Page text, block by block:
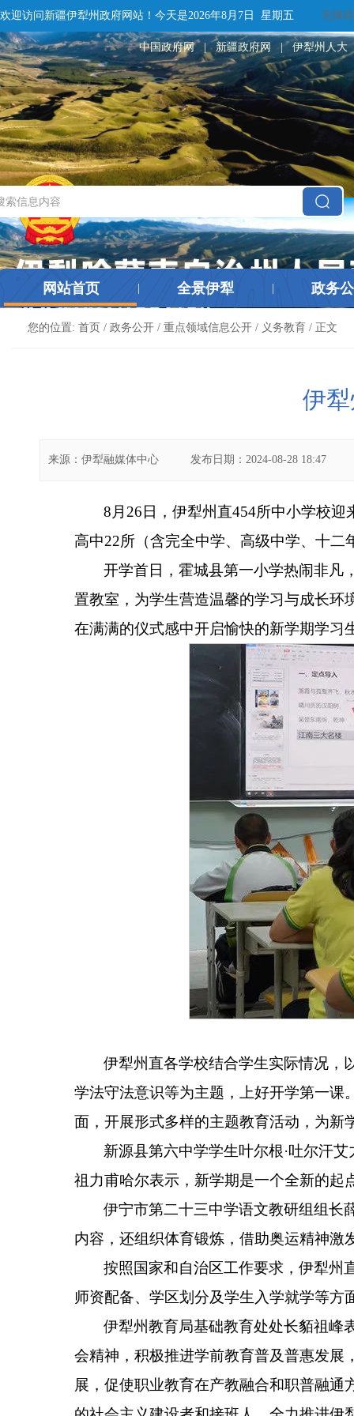
欢迎访问新疆伊犁州政府网站！ 今天是2026年8月7日 星期五 无障碍
中国政府网 | 新疆政府网 | 伊犁州人大
网站首页 全景伊犁 政务
您的位置: 首页 / 政务公开 / 重点领域信息公开 / 义务教育 / 正文
伊
来源： 伊犁融媒体中心 发布日期： 2024-08-28 18:47
8 月 26日，伊犁州直454所中小学校迎
高中22所（含完全中学、高级中学、十二
开学首日，霍城县第一小学热闹非凡
置教室，为学生营造温馨的学习与成长环
在满满的仪式感中开启愉快的新学期学习
伊犁州直各学校结合学生实际情况，
学法守法意识等为主题，上好开学第一课
面，开展形式多样的主题教育活动，为新
新源县第六中学学生叶尔根·吐尔汗艾
祖力甫哈尔表示，新学期是一个全新的起
伊宁市第二十三中学语文教研组组长
内容，还组织体育锻炼，借助奥运精神激
按照国家和自治区工作要求，伊犁州
师资配备、学区划分及学生入学就学等方
伊犁州教育局基础教育处处长貊祖峰
会精神，积极推进学前教育普及普惠发展
展，促使职业教育在产教融合和职普融